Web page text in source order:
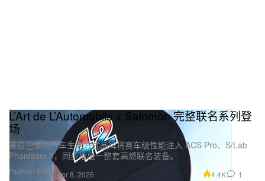
Fashion 时装
L’Art de L’Automobile x Salomon 完整联名系列登
场
来自巴黎的汽车生活方式品牌将赛车级性能注入 ACS Pro、S/Lab
Phantasm 3，同步推出一整套高燃联名装备。
Apr 8, 2026 4.4K 1